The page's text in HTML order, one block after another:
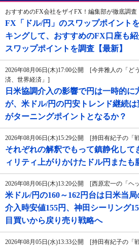
おすすめのFX会社をザイFX！編集部が徹底調査
FX「ドル/円」のスワップポイント
キングして、おすすめのFX口座も
スワップポイントを調査【最新】
2026年08月06日(木)17:00公開 [今井雅人の「ど
済、世界経済」]
日米協調介入の影響で円は一時的に
が、米ドル/円の円安トレンド継続
がターニングポイントとなるか？
2026年08月06日(木)15:29公開 [持田有紀子の「
それぞれの解釈でもって鎮静化して
ィリティ上がりかけたドル円またも
2026年08月06日(木)13:20公開 [西原宏一の「ヘ
米ドル/円の160～162円台は日米当
介入時安値155円、神田シーリング
目買いから戻り売り戦略へ
2026年08月05日(水)13:33公開 [持田有紀子の「